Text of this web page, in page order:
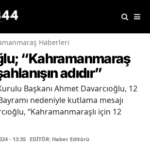
Haberleri
“Kahramanmaraş
adıdır”
Başkanı Ahmet Davarcıoğlu, 12
nedeniyle kutlama mesajı
“Kahramanmaraşlı için 12
- 13:35 EDİTÖR: Haber Editörü